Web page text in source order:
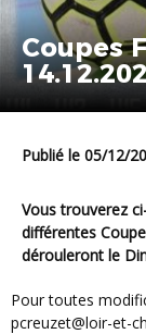
Coupes
Publié le 05/12/
Vous trouverez
différentes
dérouleront le
Pour toutes modifications : veuillez contacter Pierre CREUZET à
pcreuzet@loir-et-